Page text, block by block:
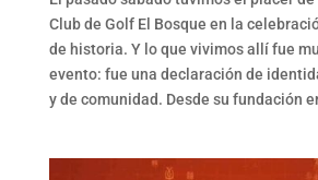
Club de Golf El Bosque en la
de historia. Y lo que vivimos allí fue
evento: fue una declaración de
y de comunidad. Desde su fundación